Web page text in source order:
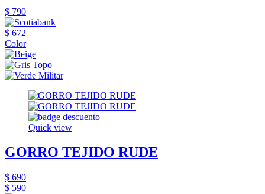
$ 790
$ 672
Color
Quick view
GORRO TEJIDO RUDE
$ 690
$ 590